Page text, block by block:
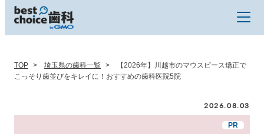
TOP 埼玉県の歯科一覧
【2026年】川越市のマウスピース矯正で
こっそり歯並びをキレイに！おすすめの歯科医院5院
2026.08.03